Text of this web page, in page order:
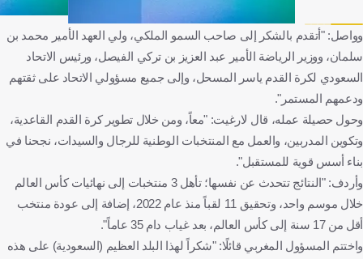
وواصل: "أتقدم بالشكر إلى صاحب السمو الملكي، ولي العهد الأمير محمد بن
سلمان، ووزير الرياضة الأمير عبد العزيز بن تركي الفيصل، ورئيس الاتحاد
السعودي لكرة القدم ياسر المسحل، وإلى جميع مسؤولي الاتحاد على ثقتهم
ودعمهم المستمر".
وحول حصيلة عمله، قال لارغيت: "معاً، ومن خلال تطوير كرة القدم القاعدية،
وتكوين المدربين، والعمل مع المنتخبات الوطنية للرجال والسيدات، نجحنا في
بناء أسس قوية للمستقبل".
وأردف: "النتائج تتحدث عن نفسها؛ تأهل 3 منتخبات إلى نهائيات كأس العالم
خلال موسم واحد، وتحقيق 11 لقباً منذ عام 2022، إضافة إلى عودة منتخب
أقل من 17 سنة إلى كأس العالم، بعد غياب دام 35 عاماً".
واختتم المسؤول المغربي قائلًا: "شكراً لهذا البلد العظيم (السعودية) على هذه